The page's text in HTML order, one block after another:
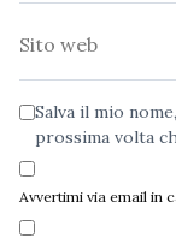
Salva il mio
prossima volta
Avvertimi via email in